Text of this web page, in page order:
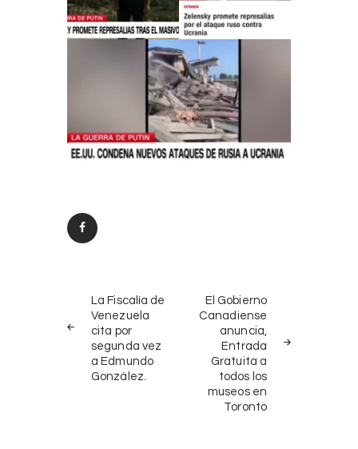
navigation
POST
La Fiscalía de
Venezuela
cita por
segunda vez
a Edmundo
González.
POST
El Gobierno
Canadiense
anuncia,
Entrada
Gratuita a
todos los
museos en
Toronto